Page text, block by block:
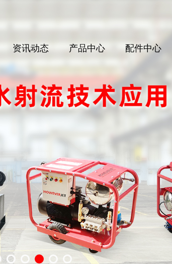
资讯动态 产品中心 配件中心